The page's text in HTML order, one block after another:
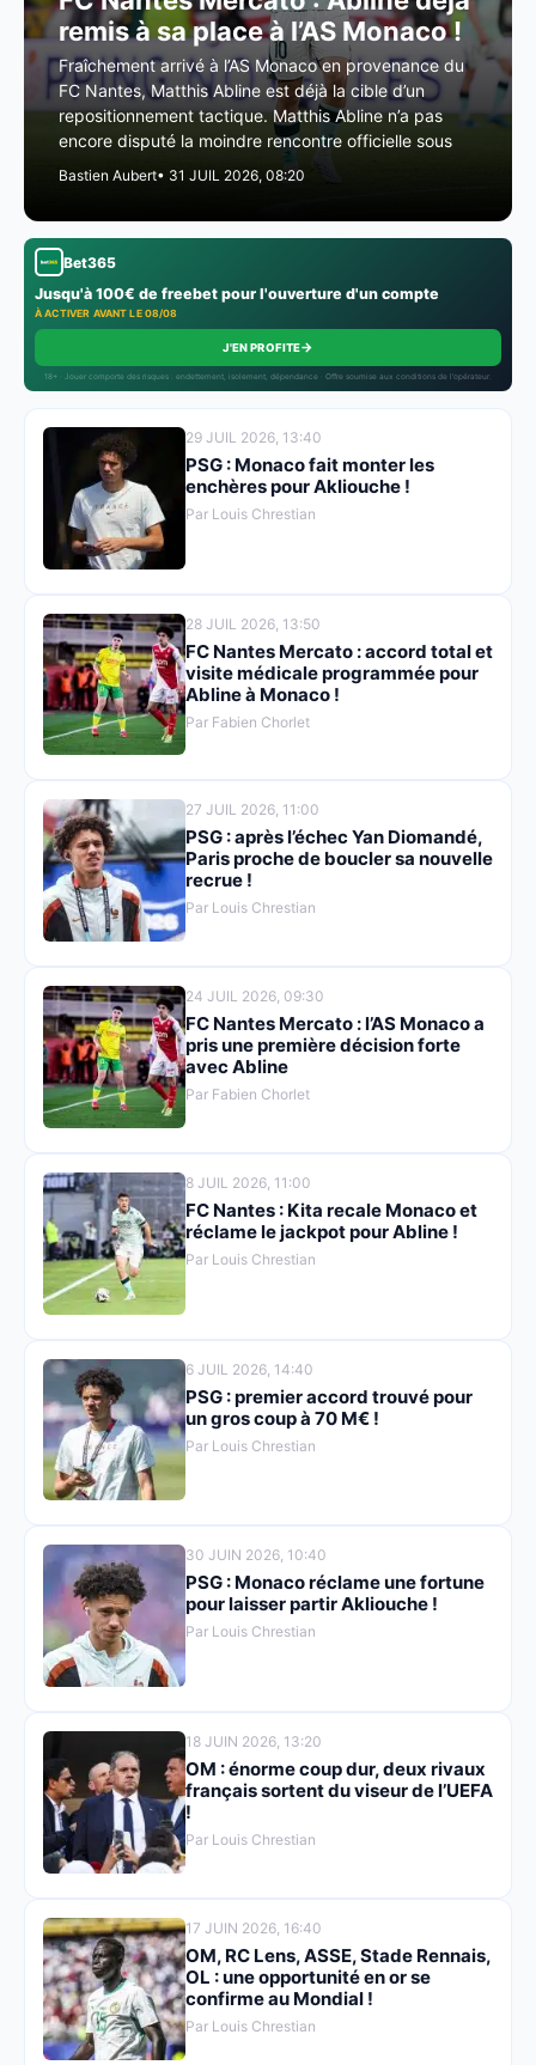
remis à sa place à l’AS Monaco !
Fraîchement arrivé à l’AS Monaco en provenance du
FC Nantes, Matthis Abline est déjà la cible d’un
repositionnement tactique. Matthis Abline n’a pas
encore disputé la moindre rencontre officielle sous
Bastien Aubert• 31 JUIL 2026, 08:20
Bet365
Jusqu'à 100€ de freebet pour l'ouverture d'un compte
À ACTIVER AVANT LE 08/08
J'EN PROFITE→
18+ · Jouer comporte des risques : endettement, isolement, dépendance · Offre soumise aux conditions de l’opérateur.
29 JUIL 2026, 13:40
PSG : Monaco fait monter les
enchères pour Akliouche !
Par Louis Chrestian
28 JUIL 2026, 13:50
FC Nantes Mercato : accord total et
visite médicale programmée pour
Abline à Monaco !
Par Fabien Chorlet
27 JUIL 2026, 11:00
PSG : après l’échec Yan Diomandé,
Paris proche de boucler sa nouvelle
recrue !
Par Louis Chrestian
24 JUIL 2026, 09:30
FC Nantes Mercato : l’AS Monaco a
pris une première décision forte
avec Abline
Par Fabien Chorlet
8 JUIL 2026, 11:00
FC Nantes : Kita recale Monaco et
réclame le jackpot pour Abline !
Par Louis Chrestian
6 JUIL 2026, 14:40
PSG : premier accord trouvé pour
un gros coup à 70 M€ !
Par Louis Chrestian
30 JUIN 2026, 10:40
PSG : Monaco réclame une fortune
pour laisser partir Akliouche !
Par Louis Chrestian
18 JUIN 2026, 13:20
OM : énorme coup dur, deux rivaux
français sortent du viseur de l’UEFA
!
Par Louis Chrestian
17 JUIN 2026, 16:40
OM, RC Lens, ASSE, Stade Rennais,
OL : une opportunité en or se
confirme au Mondial !
Par Louis Chrestian